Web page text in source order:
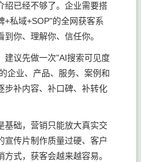
绍已经不够了。企业需要搭
+私域+SOP"的全网获客系
你、理解你、信任你。
建议先做一次"AI搜索可见度
企业、产品、服务、案例和
步补内容、补口碑、补转化
基础，营销只能放大真实交
宣传片制作质量过硬、客户
式，获客会越来越容易。